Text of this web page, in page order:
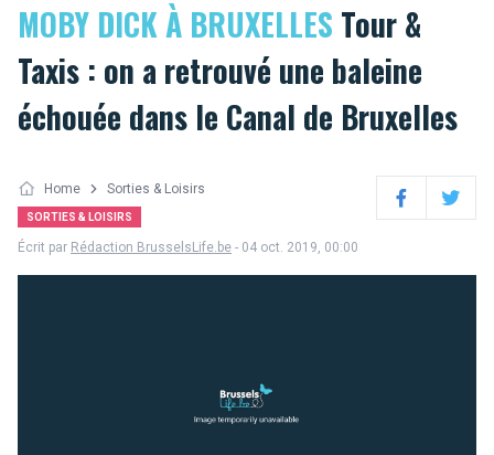
MOBY DICK À BRUXELLES Tour &
Taxis : on a retrouvé une baleine
échouée dans le Canal de Bruxelles
Home Sorties & Loisirs
SORTIES & LOISIRS FacebookTwitter
Écrit par Rédaction BrusselsLife.be - 04 oct. 2019, 00:00